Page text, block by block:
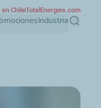
Industria Buscar
en ChileTotalEnergies.com